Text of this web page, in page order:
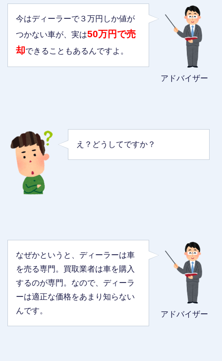
アドバイザー
今はディーラーで３万円しか値が
つかない車が、実は50万円で売
却できることもあるんですよ。
え？どうしてですか？
アドバイザー
なぜかというと、ディーラーは車
を売る専門。買取業者は車を購入
するのが専門。なので、ディーラ
ーは適正な価格をあまり知らない
んです。